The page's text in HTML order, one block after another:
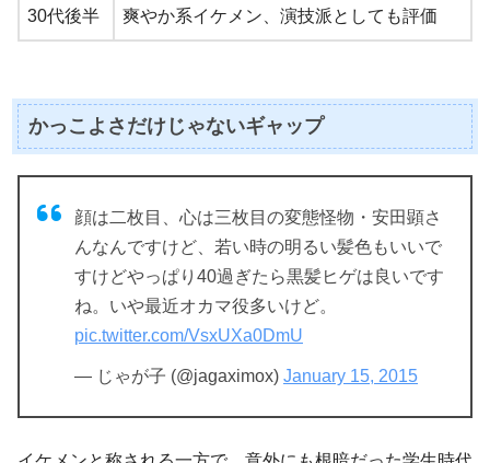
30代後半 爽やか系イケメン、演技派としても評価
かっこよさだけじゃないギャップ
顔は二枚目、心は三枚目の変態怪物・安田顕さ
んなんですけど、若い時の明るい髪色もいいで
すけどやっぱり40過ぎたら黒髪ヒゲは良いです
ね。いや最近オカマ役多いけど。
pic.twitter.com/VsxUXa0DmU
— じゃが子 (@jagaximox) January 15, 2015